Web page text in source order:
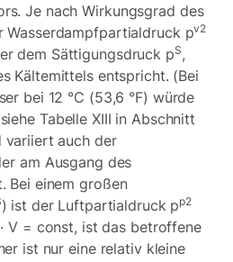
Je nach Wirkungsgrad des
Wasserdampfpartialdruck pv2
dem Sättigungsdruck pS,
Kältemittels entspricht. (Bei
bei 12 °C (53,6 °F) würde
Tabelle XIII in Abschnitt
variiert auch der
am Ausgang des
Bei einem großen
) ist der Luftpartialdruck pp2
V = const, ist das betroffene
ist nur eine relativ kleine